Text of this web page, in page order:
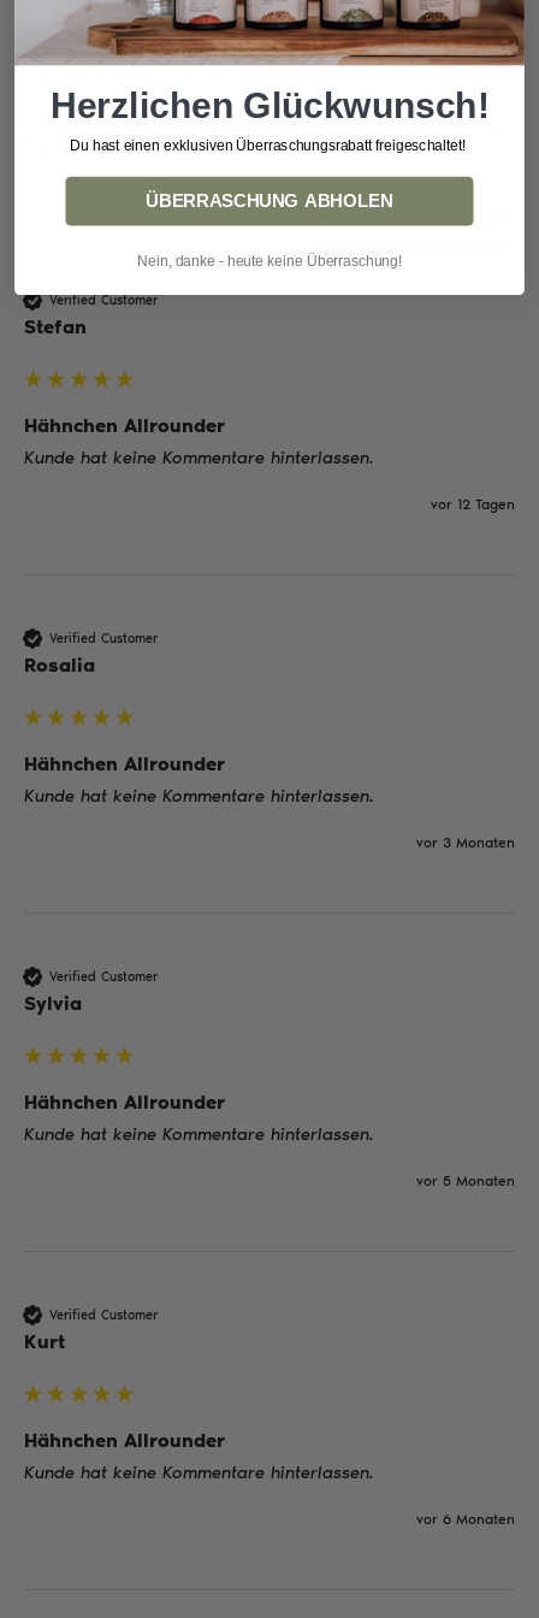
93% rated this product 4-5 stars
Sortieren
Produktbewertungen
Verified Customer
Stefan
Hähnchen Allrounder
Kunde hat keine Kommentare hinterlassen.
vor 12 Tagen
Verified Customer
Rosalia
Hähnchen Allrounder
Kunde hat keine Kommentare hinterlassen.
vor 3 Monaten
Verified Customer
Sylvia
Hähnchen Allrounder
Kunde hat keine Kommentare hinterlassen.
vor 5 Monaten
Verified Customer
Kurt
Hähnchen Allrounder
Kunde hat keine Kommentare hinterlassen.
vor 6 Monaten
Herzlichen Glückwunsch!
Du hast einen exklusiven Überraschungsrabatt freigeschaltet!
ÜBERRASCHUNG ABHOLEN
Nein, danke - heute keine Überraschung!